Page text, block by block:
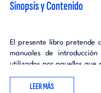
Sinopsis y Contenido
El presente libro pretende
manuales de
utilizados por aquellos que
el estudio de esta
casos algo
LEER MÁS